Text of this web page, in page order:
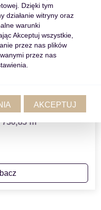
Cypr
basenem i
w sąsiedztwie
projekt
Powierzchnia
730,85 m
Dzięki tym
działanie witryny oraz
warunki
Akceptuj wszystkie,
przez nas plików
przez nas
AKCEPTUJ